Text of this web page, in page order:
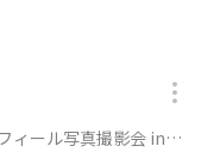
写真撮影会 in 池袋に参加